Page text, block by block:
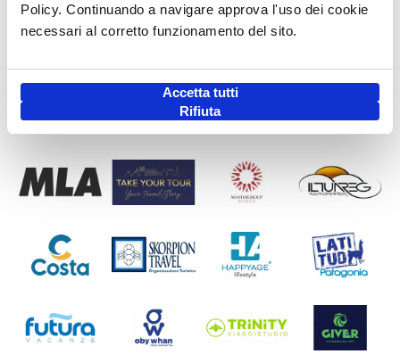
Policy. Continuando a navigare approva l'uso dei cookie
necessari al corretto funzionamento del sito.
Accetta tutti
Rifiuta